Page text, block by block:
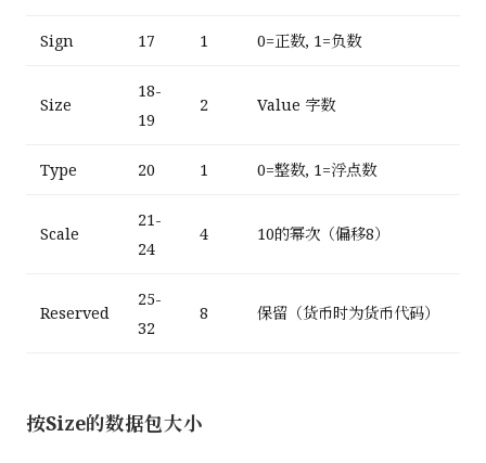
Sign 17 1 0=正数, 1=负数
Size
18-
19
2 Value 字数
Type 20 1 0=整数, 1=浮点数
Scale
21-
24
4 10的幂次（偏移8）
Reserved
25-
32
8 保留（货币时为货币代码）
按Size的数据包大小